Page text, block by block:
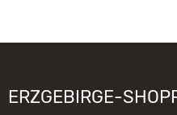
ERZGEBIRGE-